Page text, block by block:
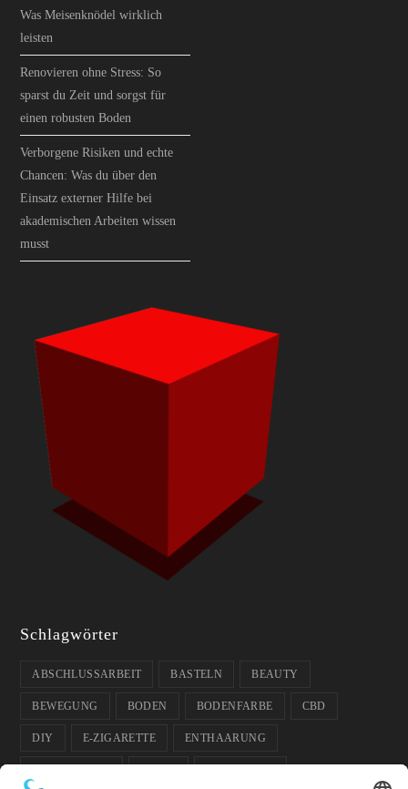
Was Meisenknödel wirklich
leisten
Renovieren ohne Stress: So
sparst du Zeit und sorgst für
einen robusten Boden
Verborgene Risiken und echte
Chancen: Was du über den
Einsatz externer Hilfe bei
akademischen Arbeiten wissen
musst
Schlagwörter
ABSCHLUSSARBEIT BASTELN BEAUTY
BEWEGUNG BODEN BODENFARBE CBD
DIY E-ZIGARETTE ENTHAARUNG